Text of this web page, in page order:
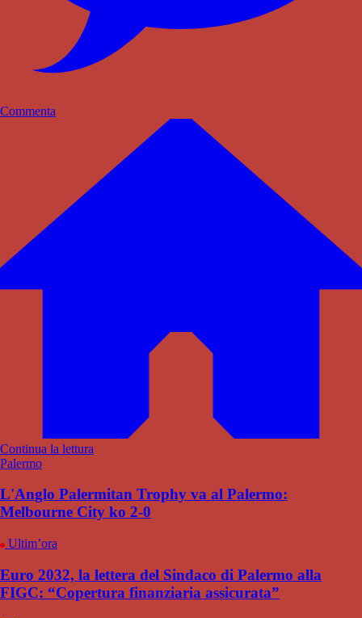
Commenta
Continua la lettura
Palermo
L'Anglo Palermitan Trophy va al Palermo:
Melbourne City ko 2-0
Ultim’ora
Euro 2032, la lettera del Sindaco di Palermo alla
FIGC: “Copertura finanziaria assicurata”